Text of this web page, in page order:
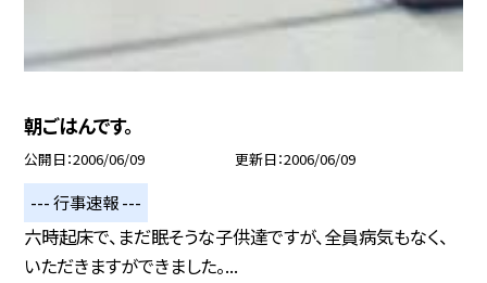
朝ごはんです。
公開日 2006/06/09 更新日 2006/06/09
--- 行事速報 ---
六時起床で、まだ眠そうな子供達ですが、全員病気もなく、
いただきますができました。...